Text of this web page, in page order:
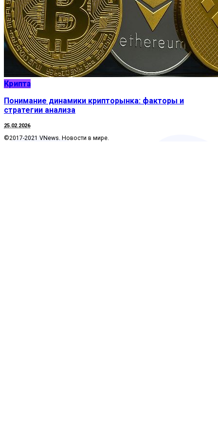
Крипта
Понимание динамики крипторынка: факторы и
стратегии анализа
25.02.2026
©2017-2021 VNews. Новости в мире.